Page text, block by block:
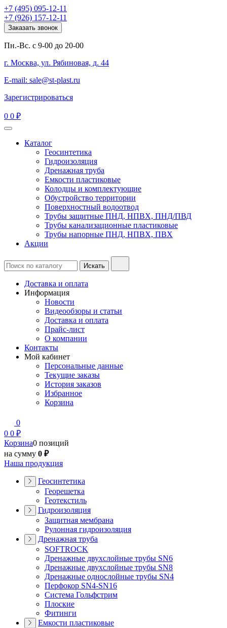
+7 (495) 095-12-11
+7 (926) 157-12-11
Заказать звонок
Пн.-Вс. с 9-00 до 20-00
г. Москва, ул. Рябиновая, д. 44
E-mail: sale@st-plast.ru
Зарегистрироваться
0 0 ₽
Каталог
Геосинтетика
Гидроизоляция
Дренажная труба
Емкости пластиковые
Колодцы и комплектующие
Обустройство территории
Поверхностный водоотвод
Трубы защитные ПНД, НПВХ, ПНД/ПВД
Трубы канализационные пластиковые
Трубы напорные ПНД, НПВХ, ПВХ
Акции
Доставка и оплата
Информация
Новости
Видеообзоры и статьи
Доставка и оплата
Прайс-лист
О компании
Контакты
Мой кабинет
Персональные данные
Текущие заказы
История заказов
Избранное
Корзина
0
0 0 ₽
Корзина0 позиций
на сумму 0 ₽
Наша продукция
Геосинтетика
Георешетка
Геотекстиль
Гидроизоляция
Защитная мембрана
Рулонная гидроизоляция
Дренажная труба
SOFTROCK
Дренажные двухслойные трубы SN6
Дренажные двухслойные трубы SN8
Дренажные однослойные трубы SN4
Перфокор SN4-SN16
Система Гольфстрим
Плоские
Фитинги
Емкости пластиковые